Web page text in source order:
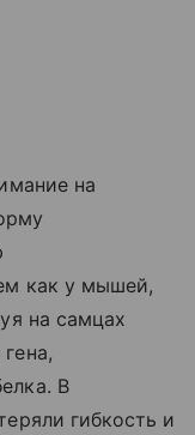
на
как у мышей,
на самцах
В
гибкость и